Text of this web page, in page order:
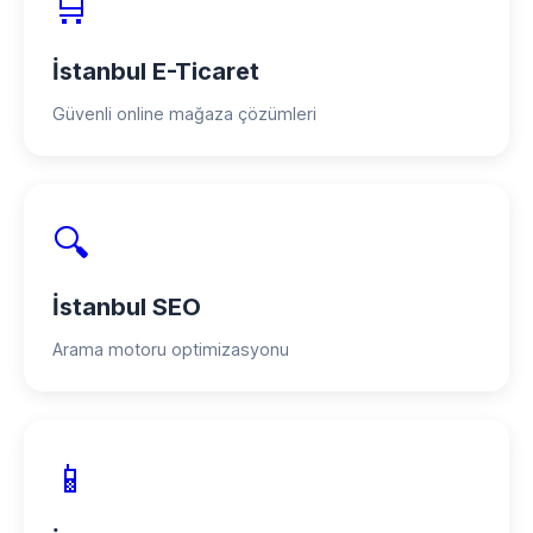
İstanbul E-Ticaret
Güvenli online mağaza çözümleri
🔍
İstanbul SEO
Arama motoru optimizasyonu
📱